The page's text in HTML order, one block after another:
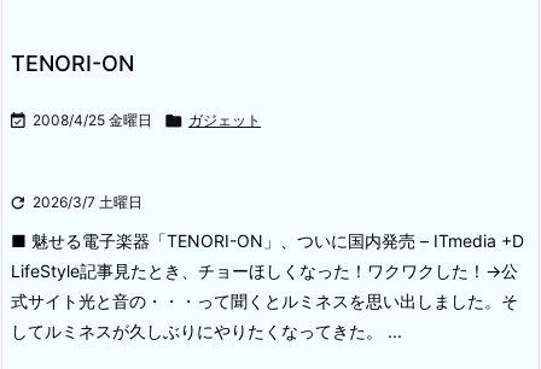
TENORI-ON
 2008/4/25 金曜日  ガジェット
 2026/3/7 土曜日
■ 魅せる電子楽器「TENORI-ON」、ついに国内発売 – ITmedia +D
LifeStyle記事見たとき、チョーほしくなった！ワクワクした！→公
式サイト光と音の・・・って聞くとルミネスを思い出しました。そ
してルミネスが久しぶりにやりたくなってきた。
...